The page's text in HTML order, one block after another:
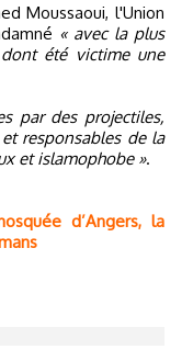
Moussaoui, l'Union
« avec la plus
été victime une
par des projectiles,
responsables de la
et islamophobe ».
d’Angers, la